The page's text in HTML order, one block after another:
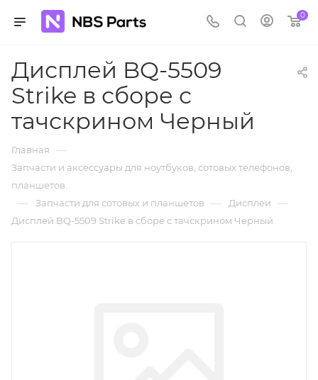
0
Дисплей BQ-5509
Strike в сборе с
тачскрином Черный
Главная —
Запчасти и аксессуары для ноутбуков, сотовых телефонов,
планшетов.
— Запчасти для сотовых и планшетов — Дисплеи —
Дисплей BQ-5509 Strike в сборе с тачскрином Черный